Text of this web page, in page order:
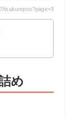
tsukurepos?page=3
め